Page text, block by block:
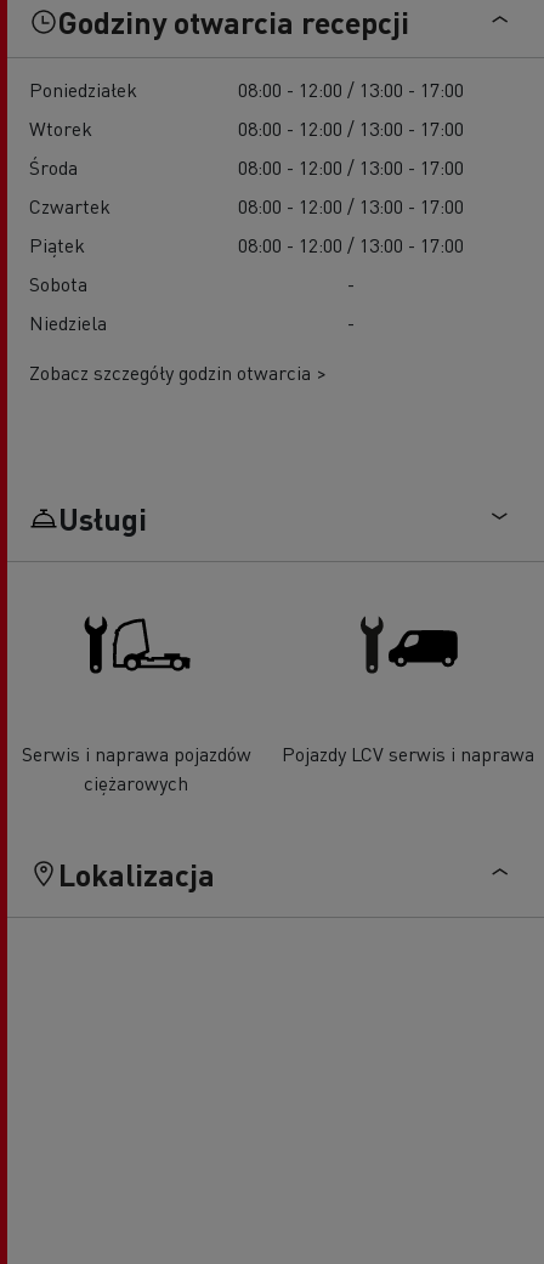
Godziny otwarcia recepcji
Poniedziałek
08:00 - 12:00 / 13:00 - 17:00
Wtorek
08:00 - 12:00 / 13:00 - 17:00
Środa
08:00 - 12:00 / 13:00 - 17:00
Czwartek
08:00 - 12:00 / 13:00 - 17:00
Piątek
08:00 - 12:00 / 13:00 - 17:00
Sobota
-
Niedziela
-
Zobacz szczegóły godzin otwarcia >
Usługi
Serwis i naprawa pojazdów
ciężarowych
Pojazdy LCV serwis i naprawa
Lokalizacja